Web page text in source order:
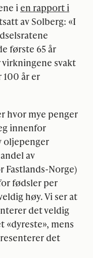
i en rapport i
av Solberg: «I
første 65 år
svakt
år er
hvor mye penger
innenfor
oljepenger
av
Norge)
fødsler per
høy. Vi ser at
det veldig
«dyreste», mens
det